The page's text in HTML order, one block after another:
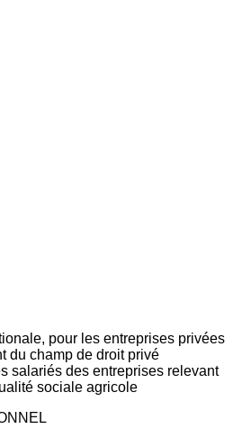
pour les entreprises privées
du champ de droit privé
salariés des entreprises relevant
sociale agricole